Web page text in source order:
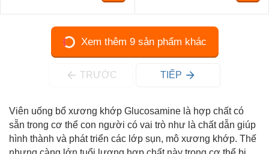
Viên uống bổ xương khớp Glucosamine là hợp chất có
sẵn trong cơ thể con người có vai trò như là chất dẫn giúp
hình thành và phát triển các lớp sụn, mô xương khớp. Thế
Xem thêm 9 sản phẩm khác
TRƯỚC TIẾP